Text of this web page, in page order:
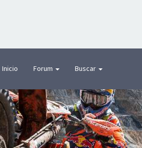
Inicio Forum Buscar